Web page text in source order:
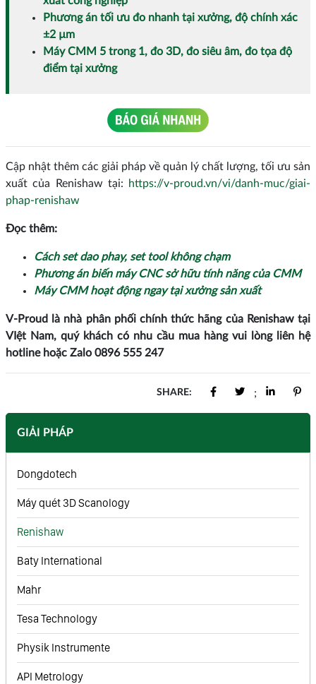
GIẢI PHÁP
Dongdotech
Máy quét 3D Scanology
Renishaw
Baty International
Mahr
Tesa Technology
Physik Instrumente
API Metrology
Phương án tối ưu đo nhanh tại xưởng, độ chính xác
±2 µm
Máy CMM 5 trong 1, đo 3D, đo siêu âm, đo tọa độ
điểm tại xưởng
Cập nhật thêm các giải pháp về quản lý chất lượng, tối ưu sản
xuất của Renishaw tại:
https://v-proud.vn/vi/danh-muc/giai-
phap-renishaw
Đọc thêm:
Cách set dao phay, set tool không chạm
Phương án biến máy CNC sở hữu tính năng của CMM
Máy CMM hoạt động ngay tại xưởng sản xuất
V-Proud là nhà phân phối chính thức hãng của Renishaw tại
VIệt Nam, quý khách có nhu cầu mua hàng vui lòng liên hệ
hotline hoặc Zalo 0896 555 247
SHARE: ;